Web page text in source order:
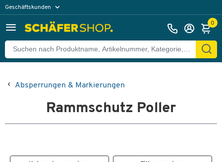
Geschäftskunden
0
Absperrungen & Markierungen
Rammschutz Poller